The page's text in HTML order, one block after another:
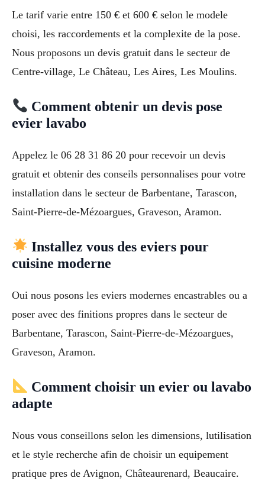
Le tarif varie entre 150 € et 600 € selon le modele
choisi, les raccordements et la complexite de la pose.
Nous proposons un devis gratuit dans le secteur de
Centre-village, Le Château, Les Aires, Les Moulins.
Comment obtenir un devis pose
evier lavabo
Appelez le 06 28 31 86 20 pour recevoir un devis
gratuit et obtenir des conseils personnalises pour votre
installation dans le secteur de Barbentane, Tarascon,
Saint-Pierre-de-Mézoargues, Graveson, Aramon.
Installez vous des eviers pour
cuisine moderne
Oui nous posons les eviers modernes encastrables ou a
poser avec des finitions propres dans le secteur de
Barbentane, Tarascon, Saint-Pierre-de-Mézoargues,
Graveson, Aramon.
Comment choisir un evier ou lavabo
adapte
Nous vous conseillons selon les dimensions, lutilisation
et le style recherche afin de choisir un equipement
pratique pres de Avignon, Châteaurenard, Beaucaire.